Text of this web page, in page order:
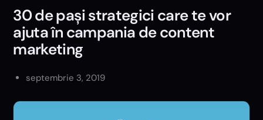
30 de pași strategici care te vor
ajuta în campania de content
marketing
septembrie 3, 2019